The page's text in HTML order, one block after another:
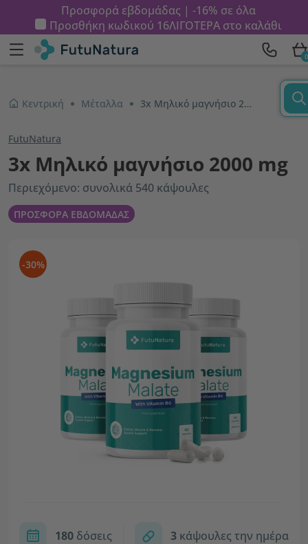
Προσφορά εβδομάδας | -16% σε όλα
Προσθήκη κωδικού 16ΛΙΓΟΤΕΡΑστο καλάθι
0
Κεντρική Μέταλλα 3x Μηλικό μαγνήσιο 2000 mg
FutuNatura
3x Μηλικό μαγνήσιο 2000 mg
Περιεχόμενο: συνολικά 540 κάψουλες
ΠΡΟΣΦΟΡΑ ΕΒΔΟΜΑΔΑΣ
-30%
180 δόσεις 3 κάψουλες την ημέρα